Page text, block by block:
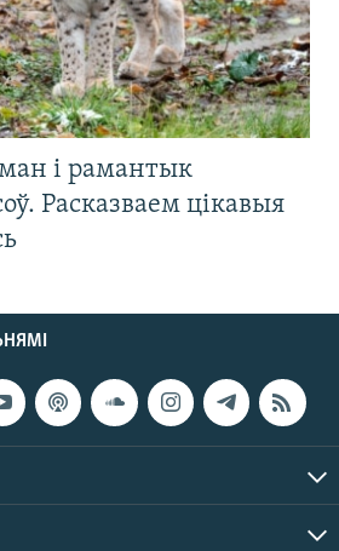
і рамантык
Расказваем цікавыя